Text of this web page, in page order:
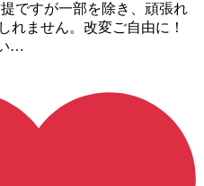
ですが一部を除き、頑張れ
れません。改変ご自由に！
…